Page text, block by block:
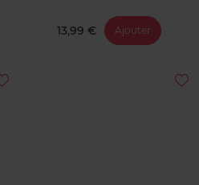
13,99 € Ajouter